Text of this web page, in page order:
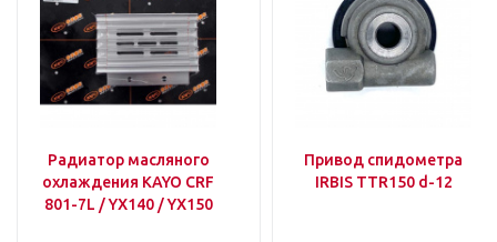
Радиатор масляного
охлаждения KAYO CRF
801-7L / YX140 / YX150
Привод спидометра
IRBIS TTR150 d-12